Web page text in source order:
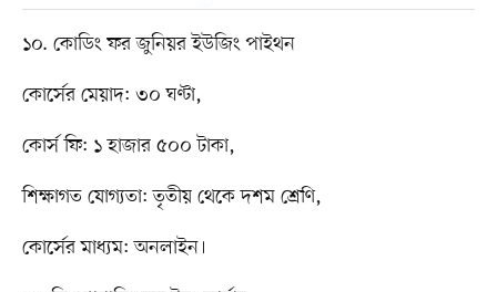
১০. কোডিং ফর জুনিয়র ইউজিং পাইথন
কোর্সের মেয়াদ: ৩০ ঘণ্টা,
কোর্স ফি: ১ হাজার ৫০০ টাকা,
শিক্ষাগত যোগ্যতা: তৃতীয় থেকে দশম শ্রেণি,
কোর্সের মাধ্যম: অনলাইন।